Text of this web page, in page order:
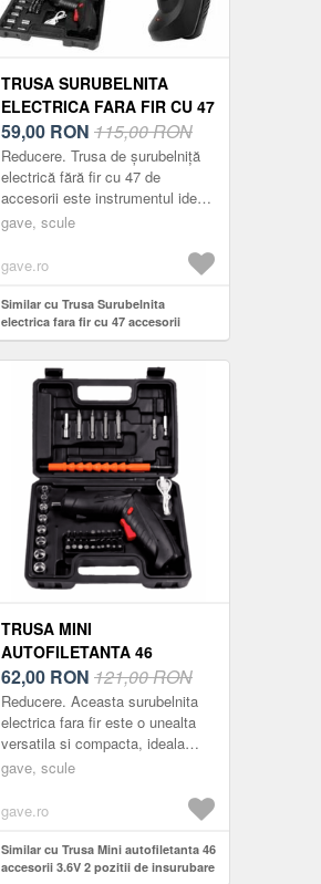
TRUSA SURUBELNITA
ELECTRICA FARA FIR CU 47
ACCESORII
59,00 RON 115,00 RON
Reducere. Trusa de șurubelniță
electrică fără fir cu 47 de
accesorii este instrumentul ideal
pentru reparații rapide, asamblări
gave, scule
gave.ro
Similar cu Trusa Surubelnita
electrica fara fir cu 47 accesorii
TRUSA MINI
AUTOFILETANTA 46
ACCESORII 3.6V 2 POZITII
DE INSURUBARE
62,00 RON 121,00 RON
Reducere. Aceasta surubelnita
electrica fara fir este o unealta
versatila si compacta, ideala
pentru o gama larga de proiecte
gave, scule
gave.ro
Similar cu Trusa Mini autofiletanta 46
accesorii 3.6V 2 pozitii de insurubare